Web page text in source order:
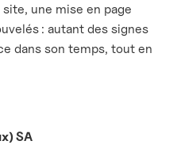
une mise en page
: autant des signes
dans son temps, tout en
SA